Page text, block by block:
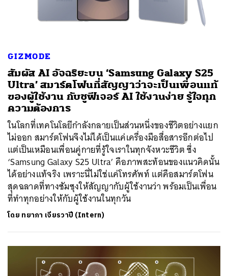
GIZMODE
สัมผัส AI อัจฉริยะบน ‘Samsung Galaxy S25
Ultra’ สมาร์ตโฟนที่สัญญาว่าจะเป็นเพื่อนแท้
ของผู้ใช้งาน กับชูฟีเจอร์ AI ใช้งานง่าย รู้ใจทุก
ความต้องการ
ในโลกที่เทคโนโลยีกำลังกลายเป็นส่วนหนึ่งของชีวิตอย่างแยก
ไม่ออก สมาร์ตโฟนจึงไม่ได้เป็นแค่เครื่องมือสื่อสารอีกต่อไป
แต่เป็นเหมือนเพื่อนคู่กายที่รู้ใจเราในทุกจังหวะชีวิต ซึ่ง
‘Samsung Galaxy S25 Ultra’ คือภาพสะท้อนของแนวคิดนั้น
ได้อย่างแท้จริง เพราะนี่ไม่ใช่แค่โทรศัพท์ แต่คือสมาร์ตโฟน
สุดฉลาดที่ทางซัมซุงให้สัญญากับผู้ใช้งานว่า พร้อมเป็นเพื่อน
ที่ทำทุกอย่างให้กับผู้ใช้งานในทุกวัน
โดย ทยาภา เจียรวาปี (Intern)
SHARE TWEET LINE EMAIL